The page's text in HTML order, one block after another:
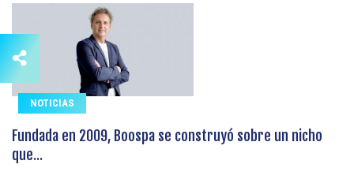
NOTICIAS
Fundada en 2009, Boospa se construyó sobre un nicho
que...